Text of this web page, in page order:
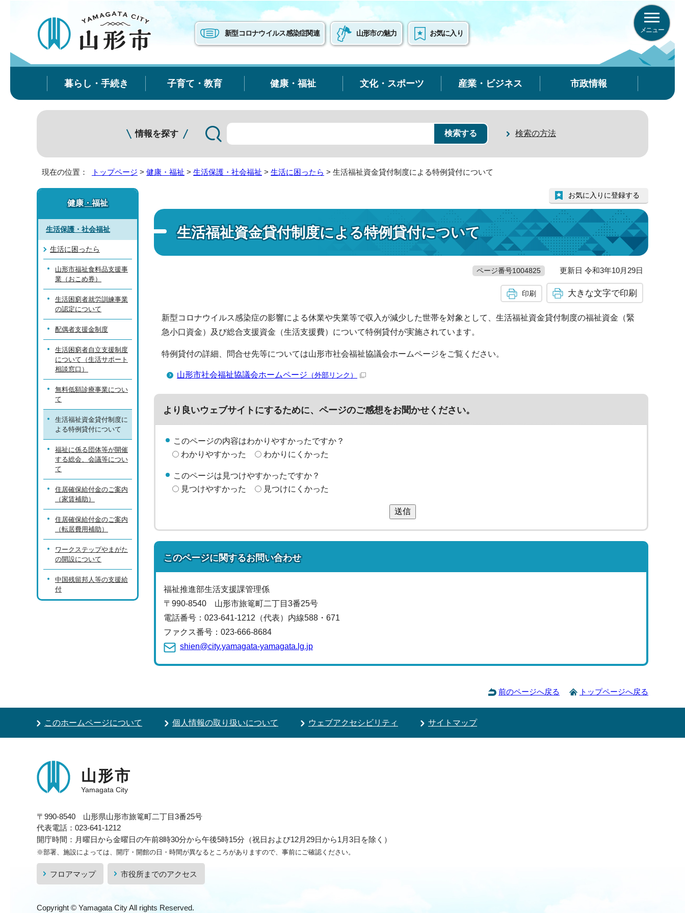
新型コロナウイルス感染症関連 山形市の魅力 お気に入り メニュー
暮らし・手続き 子育て・教育 健康・福祉 文化・スポーツ 産業・ビジネス 市政情報
情報を探す 検索の方法
現在の位置： トップページ > 健康・福祉 > 生活保護・社会福祉 > 生活に困ったら > 生活福祉資金貸付制度による特例貸付について
生活福祉資金貸付制度による特例貸付について
お気に入りに登録する
ページ番号1004825 更新日 令和3年10月29日
印刷 大きな文字で印刷
新型コロナウイルス感染症の影響による休業や失業等で収入が減少した世帯を対象として、生活福祉資金貸付制度の福祉資金（緊
急小口資金）及び総合支援資金（生活支援費）について特例貸付が実施されています。
特例貸付の詳細、問合せ先等については山形市社会福祉協議会ホームページをご覧ください。
山形市社会福祉協議会ホームページ （外部リンク）
より良いウェブサイトにするために、ページのご感想をお聞かせください。
このページの内容はわかりやすかったですか？
わかりやすかった
わかりにくかった
このページは見つけやすかったですか？
見つけやすかった
見つけにくかった
送信
このページに関するお問い合わせ
福祉推進部生活支援課管理係
〒990-8540 山形市旅篭町二丁目3番25号
電話番号： 023-641-1212（代表） 内線588・671
ファクス番号：023-666-8684
shien@city.yamagata-yamagata.lg.jp
健康・福祉
生活保護・社会福祉
生活に困ったら
山形市福祉食料品支援事
業（おこめ券）
生活困窮者就労訓練事業
の認定について
配偶者支援金制度
生活困窮者自立支援制度
について（生活サポート
相談窓口）
無料低額診療事業につい
て
生活福祉資金貸付制度に
よる特例貸付について
福祉に係る団体等が開催
する総会、会議等につい
て
住居確保給付金のご案内
（家賃補助）
住居確保給付金のご案内
（転居費用補助）
ワークステップやまがた
の開設について
中国残留邦人等の支援給
付
前のページへ戻る トップページへ戻る
このホームページについて 個人情報の取り扱いについて ウェブアクセシビリティ サイトマップ
山形市
Yamagata City
〒990-8540 山形県山形市旅篭町二丁目3番25号
代表電話：023-641-1212
開庁時間：月曜日から金曜日の午前8時30分から午後5時15分（祝日および12月29日から1月3日を除く）
※部署、施設によっては、開庁・開館の日・時間が異なるところがありますので、事前にご確認ください。
フロアマップ 市役所までのアクセス
Copyright © Yamagata City All rights Reserved.